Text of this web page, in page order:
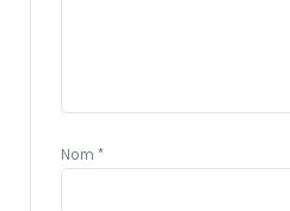
Nom *